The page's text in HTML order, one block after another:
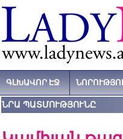
ԳԼԽԱՎՈՐ ԷՋ
ՆՐԱ ՊԱՏՄՈՒԹՅՈՒՆԸ